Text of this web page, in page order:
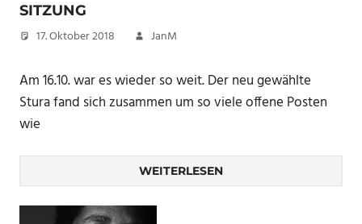
SITZUNG
17. Oktober 2018 JanM
Am 16.10. war es wieder so weit. Der neu gewählte
Stura fand sich zusammen um so viele offene Posten
wie
WEITERLESEN